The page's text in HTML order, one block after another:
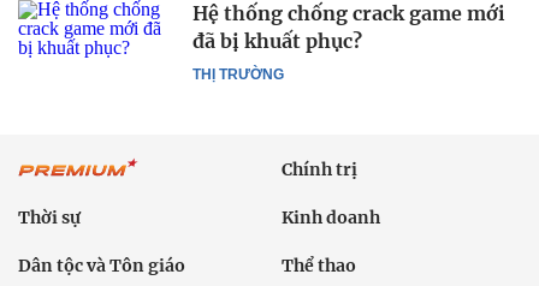
THỊ TRƯỜNG
Hệ thống chống crack game mới
đã bị khuất phục?
Chính trị
Thời sự Kinh doanh
Dân tộc và Tôn giáo Thể thao